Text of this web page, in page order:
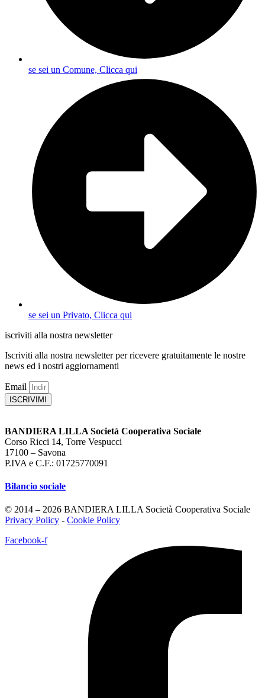
se sei un Comune, Clicca qui
se sei un Privato, Clicca qui
iscriviti alla nostra newsletter
Iscriviti alla nostra newsletter per ricevere gratuitamente le nostre
news ed i nostri aggiornamenti
Email
ISCRIVIMI
BANDIERA LILLA Società Cooperativa Sociale
Corso Ricci 14, Torre Vespucci
17100 – Savona
P.IVA e C.F.: 01725770091
Bilancio sociale
© 2014 – 2026 BANDIERA LILLA Società Cooperativa Sociale
Privacy Policy - Cookie Policy
Facebook-f